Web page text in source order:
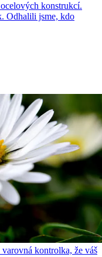
konstrukcí.
Odhalili jsme, kdo
kontrolka, že váš